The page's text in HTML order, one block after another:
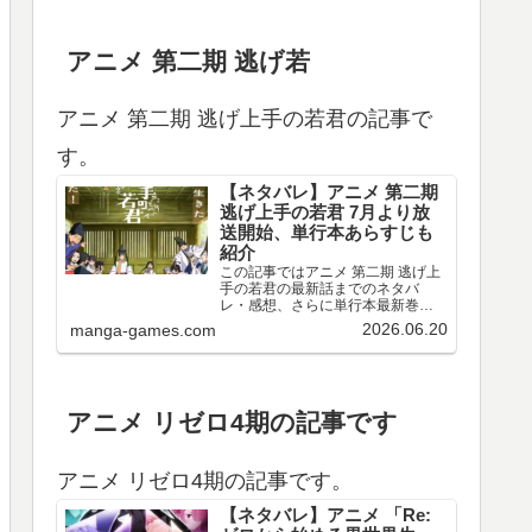
アニメ 第二期 逃げ若
アニメ 第二期 逃げ上手の若君の記事で
す。
【ネタバレ】アニメ 第二期
逃げ上手の若君 7月より放
送開始、単行本あらすじも
紹介
この記事ではアニメ 第二期 逃げ上
手の若君の最新話までのネタバ
レ・感想、さらに単行本最新巻ま
でのあらすじ・まとめ等をご紹介
します。TVアニメ 逃げ上手の若君
第十三～十五回のネタバレ、感想
manga-games.com 2026.06.20
アニメ リゼロ4期の記事です
アニメ リゼロ4期の記事です。
【ネタバレ】アニメ 「Re: